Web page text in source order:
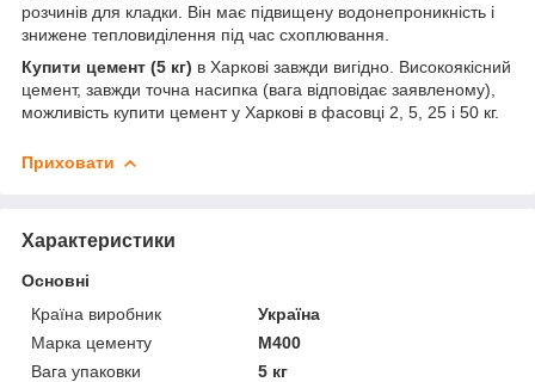
розчинів для кладки. Він має підвищену водонепроникність і
знижене тепловиділення під час схоплювання.
Купити цемент (5 кг) в Харкові завжди вигідно. Високоякісний
цемент, завжди точна насипка (вага відповідає заявленому),
можливість купити цемент у Харкові в фасовці 2, 5, 25 і 50 кг.
Приховати
Характеристики
Основні
Країна виробник
Україна
Марка цементу
М400
Вага упаковки
5 кг